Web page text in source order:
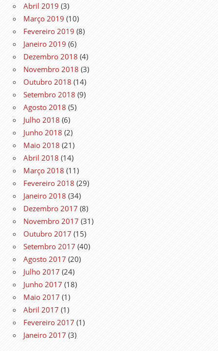
Abril 2019 (3)
Março 2019 (10)
Fevereiro 2019 (8)
Janeiro 2019 (6)
Dezembro 2018 (4)
Novembro 2018 (3)
Outubro 2018 (14)
Setembro 2018 (9)
Agosto 2018 (5)
Julho 2018 (6)
Junho 2018 (2)
Maio 2018 (21)
Abril 2018 (14)
Março 2018 (11)
Fevereiro 2018 (29)
Janeiro 2018 (34)
Dezembro 2017 (8)
Novembro 2017 (31)
Outubro 2017 (15)
Setembro 2017 (40)
Agosto 2017 (20)
Julho 2017 (24)
Junho 2017 (18)
Maio 2017 (1)
Abril 2017 (1)
Fevereiro 2017 (1)
Janeiro 2017 (3)